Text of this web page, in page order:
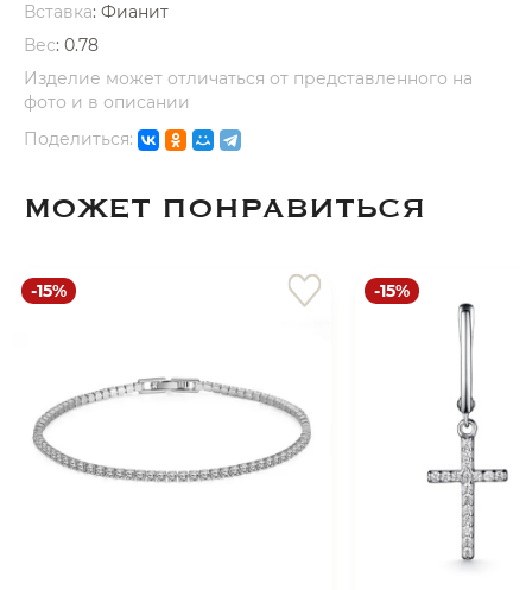
Вставка: Фианит
Вес: 0.78
Изделие может отличаться от представленного на
фото и в описании
Поделиться:
МОЖЕТ ПОНРАВИТЬСЯ
-15% -15%
раз в 2 недели